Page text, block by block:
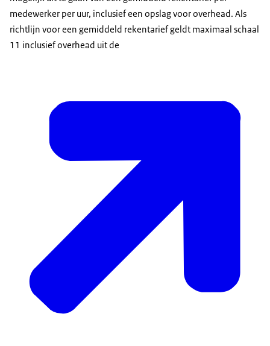
medewerker per uur, inclusief een opslag voor overhead. Als
richtlijn voor een gemiddeld rekentarief geldt maximaal schaal
11 inclusief overhead uit de